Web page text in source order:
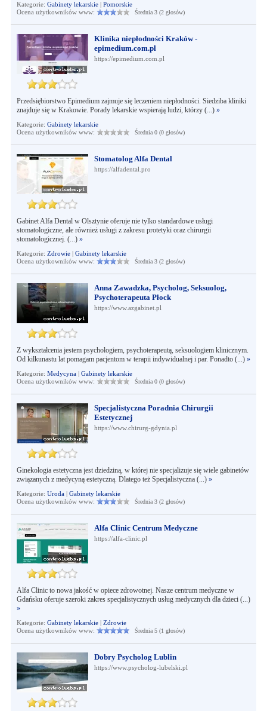
Kategorie: Gabinety lekarskie| Pomorskie
Ocena użytkowników www:
Średnia 3 (2 głosów)
Klinika niepłodności Kraków -
epimedium.com.pl
https://epimedium.com.pl
Przedsiębiorstwo Epimedium zajmuje się leczeniem niepłodności. Siedziba kliniki
znajduje się w Krakowie. Porady lekarskie wspierają ludzi, którzy (...) »
Kategorie: Gabinety lekarskie
Ocena użytkowników www:
Średnia 0 (0 głosów)
Stomatolog Alfa Dental
https://alfadental.pro
Gabinet Alfa Dental w Olsztynie oferuje nie tylko standardowe usługi
stomatologiczne, ale również usługi z zakresu protetyki oraz chirurgii
stomatologicznej. (...) »
Kategorie: Zdrowie| Gabinety lekarskie
Ocena użytkowników www:
Średnia 3 (2 głosów)
Anna Zawadzka, Psycholog, Seksuolog,
Psychoterapeuta Płock
https://www.azgabinet.pl
Z wykształcenia jestem psychologiem, psychoterapeutą, seksuologiem klinicznym.
Od kilkunastu lat pomagam pacjentom w terapii indywidualnej i par. Ponadto (...) »
Kategorie: Medycyna| Gabinety lekarskie
Ocena użytkowników www:
Średnia 0 (0 głosów)
Specjalistyczna Poradnia Chirurgii
Estetycznej
https://www.chirurg-gdynia.pl
Ginekologia estetyczna jest dziedziną, w której nie specjalizuje się wiele gabinetów
związanych z medycyną estetyczną. Dlatego też Specjalistyczna (...) »
Kategorie: Uroda| Gabinety lekarskie
Ocena użytkowników www:
Średnia 3 (2 głosów)
Alfa Clinic Centrum Medyczne
https://alfa-clinic.pl
Alfa Clinic to nowa jakość w opiece zdrowotnej. Nasze centrum medyczne w
Gdańsku oferuje szeroki zakres specjalistycznych usług medycznych dla dzieci (...)
»
Kategorie: Gabinety lekarskie| Zdrowie
Ocena użytkowników www:
Średnia 5 (1 głosów)
Dobry Psycholog Lublin
https://www.psycholog-lubelski.pl